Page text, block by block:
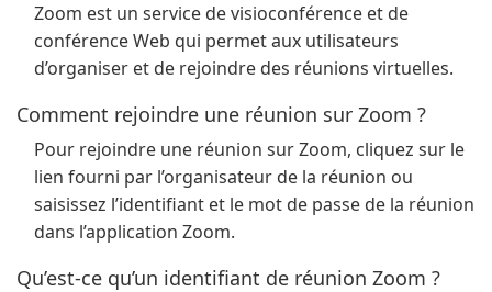
Zoom est un service de visioconférence et de
conférence Web qui permet aux utilisateurs
d’organiser et de rejoindre des réunions virtuelles.
Comment rejoindre une réunion sur Zoom ?
Pour rejoindre une réunion sur Zoom, cliquez sur le
lien fourni par l’organisateur de la réunion ou
saisissez l’identifiant et le mot de passe de la réunion
dans l’application Zoom.
Qu’est-ce qu’un identifiant de réunion Zoom ?